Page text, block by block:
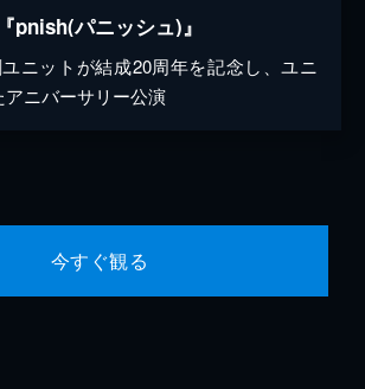
pnish(パニッシュ)』
ニットが結成20周年を記念し、ユニ
アニバーサリー公演
今すぐ観る